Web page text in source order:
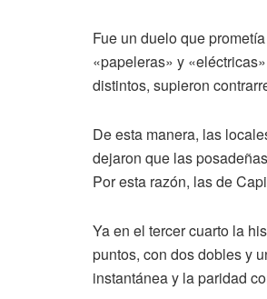
Fue un duelo que
«papeleras» y
distintos, supieron
De esta manera, las
dejaron que las
Por esta razón, las de
Ya en el tercer cuarto la
puntos, con dos dobles y
instantánea y la paridad